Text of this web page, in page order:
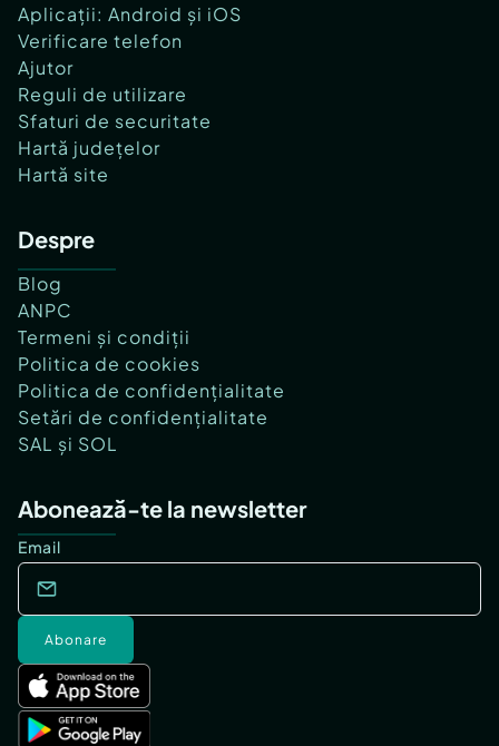
Aplicații: Android și iOS
Verificare telefon
Ajutor
Reguli de utilizare
Sfaturi de securitate
Hartă județelor
Hartă site
Despre
Blog
ANPC
Termeni și condiții
Politica de cookies
Politica de confidențialitate
Setări de confidențialitate
SAL și SOL
Abonează-te la newsletter
Email
Abonare